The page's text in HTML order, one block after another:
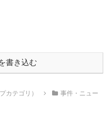
書き込む
カテゴリ）
事件・ニュー